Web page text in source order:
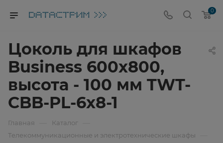
0
Цоколь для шкафов
Business 600x800,
высота - 100 мм TWT-
CBB-PL-6x8-1
Главная Каталог
Телекоммуникационные и электротехнические шкафы